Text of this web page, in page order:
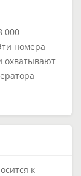
000
номера
охватывают
к